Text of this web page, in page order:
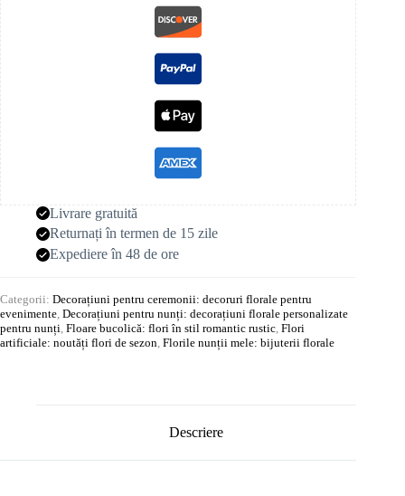
Livrare gratuită
Returnați în termen de 15 zile
Expediere în 48 de ore
Categorii: Decorațiuni pentru ceremonii: decoruri florale pentru
evenimente, Decorațiuni pentru nunți: decorațiuni florale personalizate
pentru nunți, Floare bucolică: flori în stil romantic rustic, Flori
artificiale: noutăți flori de sezon, Florile nunții mele: bijuterii florale
Descriere